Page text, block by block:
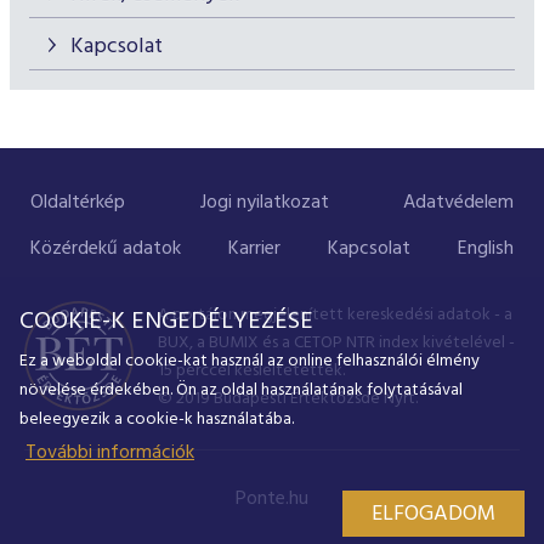
ESG Útmutató
Kapcsolat
Oldaltérkép Jogi nyilatkozat
Adatvédelem
Közérdekű adatok
Karrier Kapcsolat English
A portálon megjelenített kereskedési adatok - a
BUX, a BUMIX és a CETOP NTR index kivételével -
15 perccel késleltetettek.
© 2019 Budapesti Értéktőzsde Nyrt.
Ponte.hu
COOKIE-K ENGEDÉLYEZÉSE
Ez a weboldal cookie-kat használ az online felhasználói élmény
növelése érdekében. Ön az oldal használatának folytatásával
beleegyezik a cookie-k használatába.
További információk
ELFOGADOM